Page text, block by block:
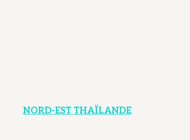
NORD-EST THAÏLANDE